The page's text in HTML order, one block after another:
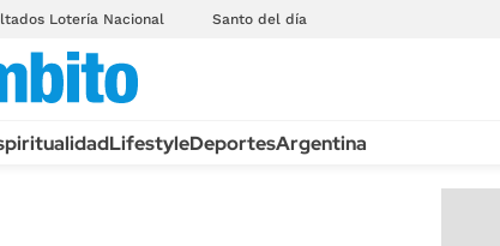
Lotería Nacional Santo del día
LifestyleDeportesArgentina